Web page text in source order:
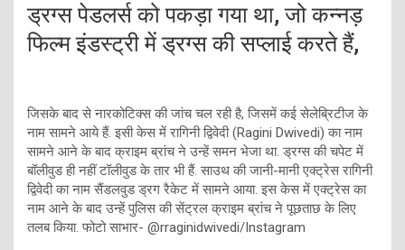
ड्रग्स पेडलर्स को पकड़ा गया था, जो कन्नड़
फिल्म इंडस्ट्री में ड्रग्स की सप्लाई करते हैं,
जिसके बाद से नारकोटिक्स की जांच चल रही है, जिसमें कई सेलेब्रिटीज के
नाम सामने आये हैं. इसी केस में रागिनी द्विवेदी (Ragini Dwivedi) का नाम
सामने आने के बाद क्राइम ब्रांच ने उन्हें समन भेजा था. ड्रग्स की चपेट में
बॉलीवुड ही नहीं टॉलीवुड के तार भी हैं. साउथ की जानी-मानी एक्ट्रेस रागिनी
द्विवेदी का नाम सैंडलवुड ड्रग रैकेट में सामने आया. इस केस में एक्ट्रेस का
नाम आने के बाद उन्हें पुलिस की सेंट्रल क्राइम ब्रांच ने पूछताछ के लिए
तलब किया. फोटो साभार- @rraginidwivedi/Instagram